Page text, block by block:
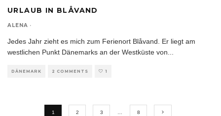
URLAUB IN BLÅVAND
ALENA ·
Jedes Jahr zieht es mich zum Ferienort Blåvand. Er liegt am
westlichen Punkt Dänemarks an der Westküste von
DÄNEMARK 2 COMMENTS 1
1 2 3 8